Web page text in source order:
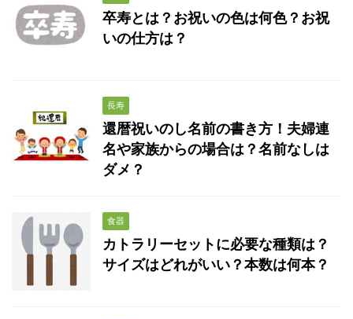
卒寿とは？お祝いの色は何色？お祝
いの仕方は？
長寿
還暦祝いのし名前の書き方！夫婦連
名や家族からの場合は？名前なしは
ダメ？
食器
カトラリーセットに必要な種類は？
サイズはどれがいい？本数は何本？